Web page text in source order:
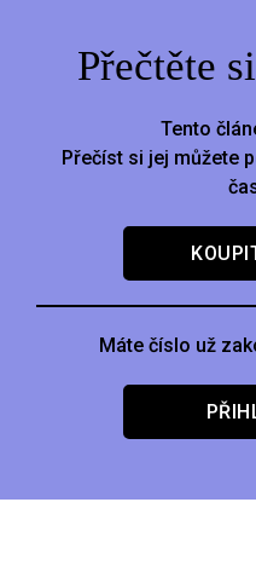
Přečtěte
Tento
Přečíst si jej můžete
Máte číslo už